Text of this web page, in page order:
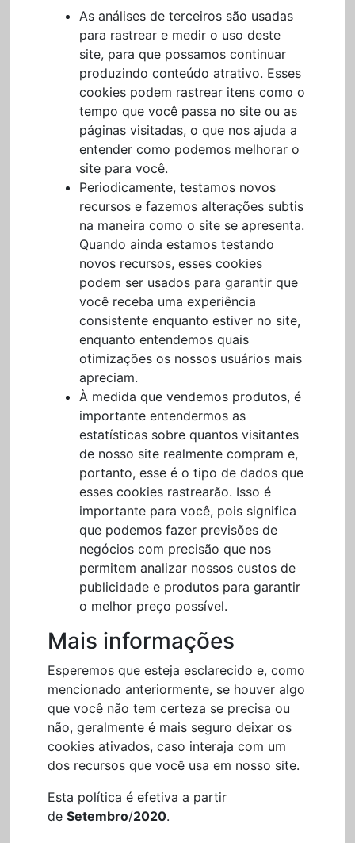
As análises de terceiros são usadas
para rastrear e medir o uso deste
site, para que possamos continuar
produzindo conteúdo atrativo. Esses
cookies podem rastrear itens como o
tempo que você passa no site ou as
páginas visitadas, o que nos ajuda a
entender como podemos melhorar o
site para você.
Periodicamente, testamos novos
recursos e fazemos alterações subtis
na maneira como o site se apresenta.
Quando ainda estamos testando
novos recursos, esses cookies
podem ser usados para garantir que
você receba uma experiência
consistente enquanto estiver no site,
enquanto entendemos quais
otimizações os nossos usuários mais
apreciam.
À medida que vendemos produtos, é
importante entendermos as
estatísticas sobre quantos visitantes
de nosso site realmente compram e,
portanto, esse é o tipo de dados que
esses cookies rastrearão. Isso é
importante para você, pois significa
que podemos fazer previsões de
negócios com precisão que nos
permitem analizar nossos custos de
publicidade e produtos para garantir
o melhor preço possível.
Mais informações
Esperemos que esteja esclarecido e, como
mencionado anteriormente, se houver algo
que você não tem certeza se precisa ou
não, geralmente é mais seguro deixar os
cookies ativados, caso interaja com um
dos recursos que você usa em nosso site.
Esta política é efetiva a partir
de Setembro/2020.